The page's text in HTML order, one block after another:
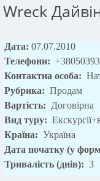
Wreck
Дата: 07.07.2010
Телефони:
Контактна особа:
Рубрика: Продам
Вартість: Договірна
Вид туру:
Країна: Україна
Дата початку (у
Тривалість (днів): 3